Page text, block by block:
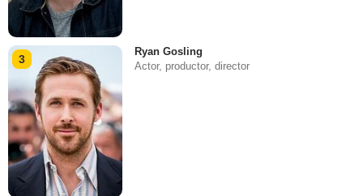
3
Ryan Gosling
Actor, productor, director